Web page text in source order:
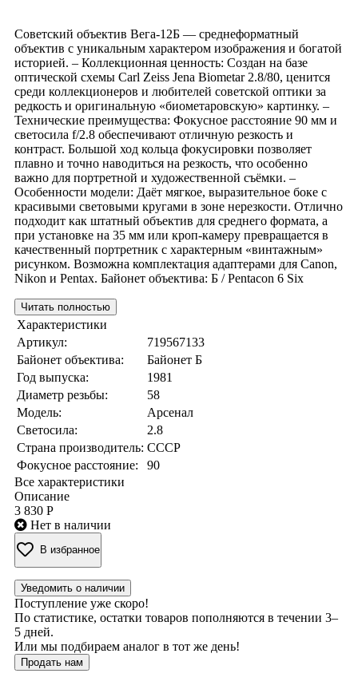
Советский объектив Вега-12Б — среднеформатный
объектив с уникальным характером изображения и богатой
историей. – Коллекционная ценность: Создан на базе
оптической схемы Carl Zeiss Jena Biometar 2.8/80, ценится
среди коллекционеров и любителей советской оптики за
редкость и оригинальную «биометаровскую» картинку. –
Технические преимущества: Фокусное расстояние 90 мм и
светосила f/2.8 обеспечивают отличную резкость и
контраст. Большой ход кольца фокусировки позволяет
плавно и точно наводиться на резкость, что особенно
важно для портретной и художественной съёмки. –
Особенности модели: Даёт мягкое, выразительное боке с
красивыми световыми кругами в зоне нерезкости. Отлично
подходит как штатный объектив для среднего формата, а
при установке на 35 мм или кроп-камеру превращается в
качественный портретник с характерным «винтажным»
рисунком. Возможна комплектация адаптерами для Canon,
Nikon и Pentax. Байонет объектива: Б / Pentacon 6 Six
Читать полностью
Характеристики
Артикул:
719567133
Байонет объектива:
Байонет Б
Год выпуска:
1981
Диаметр резьбы:
58
Модель:
Арсенал
Светосила:
2.8
Страна производитель: СССР
Фокусное расстояние:
90
Все характеристики
Описание
3 830 Р
Нет в наличии
В избранное
Уведомить о наличии
Поступление уже скоро!
По статистике, остатки товаров пополняются в течении 3–
5 дней.
Или мы подбираем аналог в тот же день!
Продать нам